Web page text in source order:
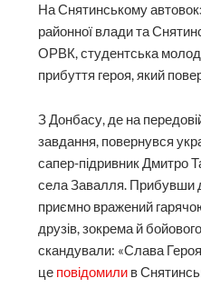
На Снятинському
районної влади та
ОРВК, студентська
прибуття героя, який
З Донбасу, де на
завдання, повернувся
сапер-підривник Дмитро
села Завалля. Прибувши
приємно вражений
друзів, зокрема й
скандували: «Слава
це повідомили в